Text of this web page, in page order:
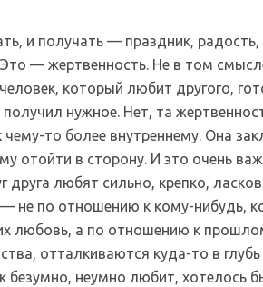
и получать — праздник,
— жертвенность. Не в том
который любит другого,
нужное. Нет, та
чему-то более внутреннему. Она
отойти в сторону. И это очень
друга любят сильно, крепко,
не по отношению к кому-нибудь,
любовь, а по отношению к
отталкиваются куда-то в
безумно, неумно любит, хотелось